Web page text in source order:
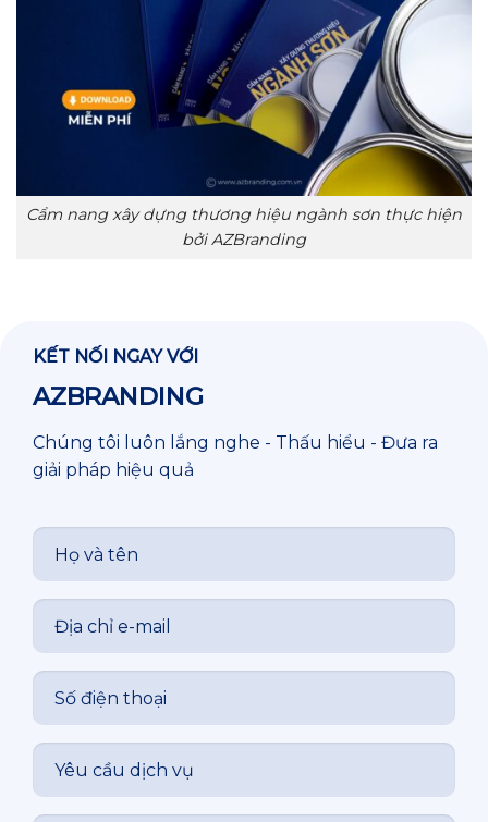
Cẩm nang xây dựng thương hiệu ngành sơn thực hiện
bởi AZBranding
KẾT NỐI NGAY VỚI
AZBRANDING
Chúng tôi luôn lắng nghe - Thấu hiểu - Đưa ra
giải pháp hiệu quả